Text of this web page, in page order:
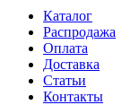
Каталог
Распродажа
Оплата
Доставка
Статьи
Контакты